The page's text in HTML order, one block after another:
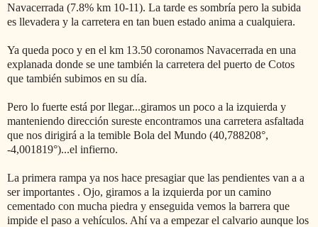
Navacerrada (7.8% km 10-11). La tarde es sombría pero la subida
es llevadera y la carretera en tan buen estado anima a cualquiera.
Ya queda poco y en el km 13.50 coronamos Navacerrada en una
explanada donde se une también la carretera del puerto de Cotos
que también subimos en su día.
Pero lo fuerte está por llegar...giramos un poco a la izquierda y
manteniendo dirección sureste encontramos una carretera asfaltada
que nos dirigirá a la temible Bola del Mundo (40,788208°,
-4,001819°)...el infierno.
La primera rampa ya nos hace presagiar que las pendientes van a a
ser importantes . Ojo, giramos a la izquierda por un camino
cementado con mucha piedra y enseguida vemos la barrera que
impide el paso a vehículos. Ahí va a empezar el calvario aunque los